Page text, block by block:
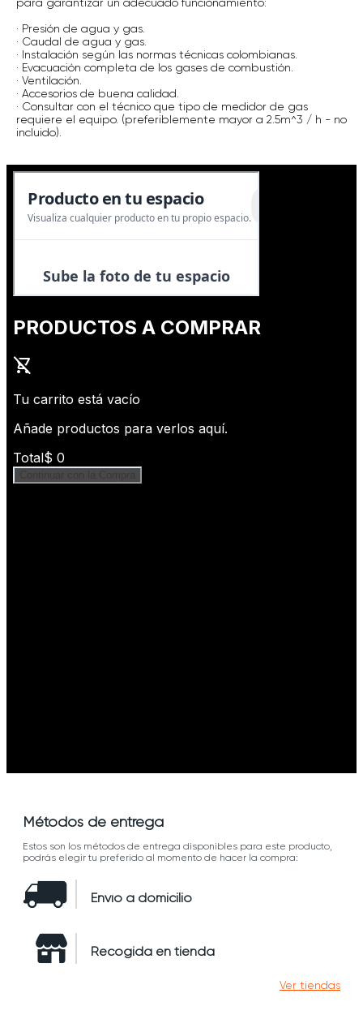
para garantizar un adecuado funcionamiento:
· Presión de agua y gas.
· Caudal de agua y gas.
· Instalación según las normas técnicas colombianas.
· Evacuación completa de los gases de combustión.
· Ventilación.
· Accesorios de buena calidad.
· Consultar con el técnico que tipo de medidor de gas
requiere el equipo. (preferiblemente mayor a 2.5m^3 / h - no
incluido).
Métodos de entrega
Estos son los métodos de entrega disponibles para este producto,
podrás elegir tu preferido al momento de hacer la compra:
Envío a domicilio
Recogida en tienda
Ver tiendas